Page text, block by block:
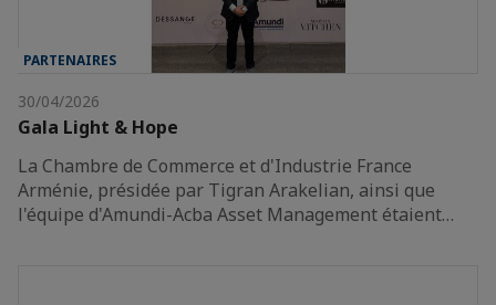
PARTENAIRES
30/04/2026
Gala Light & Hope
La Chambre de Commerce et d'Industrie France
Arménie, présidée par Tigran Arakelian, ainsi que
l'équipe d'Amundi-Acba Asset Management étaient…